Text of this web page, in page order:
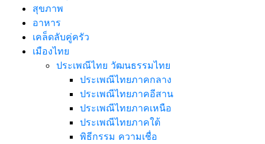
สุขภาพ
อาหาร
เคล็ดลับคู่ครัว
เมืองไทย
ประเพณีไทย วัฒนธรรมไทย
ประเพณีไทยภาคกลาง
ประเพณีไทยภาคอีสาน
ประเพณีไทยภาคเหนือ
ประเพณีไทยภาคใต้
พิธีกรรม ความเชื่อ